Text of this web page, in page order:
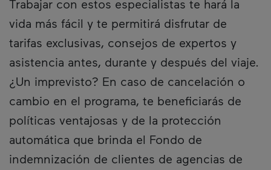
Trabajar con estos especialistas te hará la
vida más fácil y te permitirá disfrutar de
tarifas exclusivas, consejos de expertos y
asistencia antes, durante y después del viaje.
¿Un imprevisto? En caso de cancelación o
cambio en el programa, te beneficiarás de
políticas ventajosas y de la protección
automática que brinda el Fondo de
indemnización de clientes de agencias de